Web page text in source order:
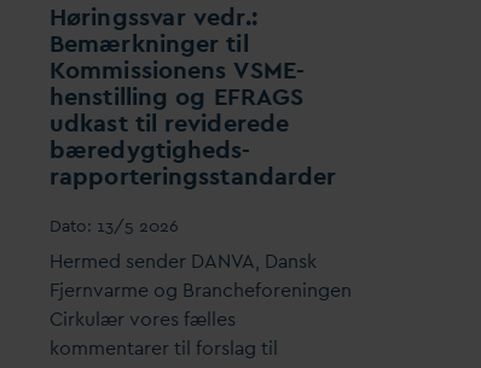
Høringssvar vedr.:
Bemærkninger til
Kommissionens VSME-
henstilling og EFRAGS
udkast til reviderede
bæredygtigheds-
rapporteringsstandarder
Dato: 13/5 2026
Hermed sender DANVA, Dansk
Fjernvarme og Brancheforeningen
Cirkulær vores fælles
kommentarer til forslag til